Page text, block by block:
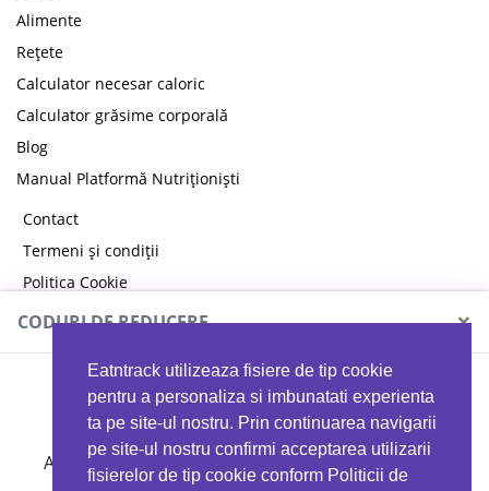
Eatntrack utilizeaza fisiere de tip cookie
pentru a personaliza si imbunatati experienta
ta pe site-ul nostru. Prin continuarea navigarii
pe site-ul nostru confirmi acceptarea utilizarii
fisierelor de tip cookie conform Politicii de
Alimente
Rețete
Calculator necesar caloric
Calculator grăsime corporală
Blog
Manual Platformă Nutriționiști
Contact
Termeni și condiții
Politica Cookie
Politica de confidențialitate
CODURI DE REDUCERE ×
MYPROTEIN
Ai 40%reducere la orice comandă folosind codul